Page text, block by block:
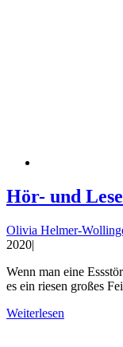
Hör- und
Olivia Helmer-
2020|
Wenn man eine
es ein riesen großes
Weiterlesen